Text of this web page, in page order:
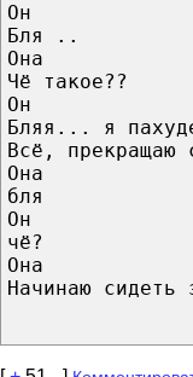
Он
Бля ..
Она
Чё такое??
Он
Бляя... я
Всё, прекращаю
Она
бля
Он
чё?
Она
Начинаю сидеть